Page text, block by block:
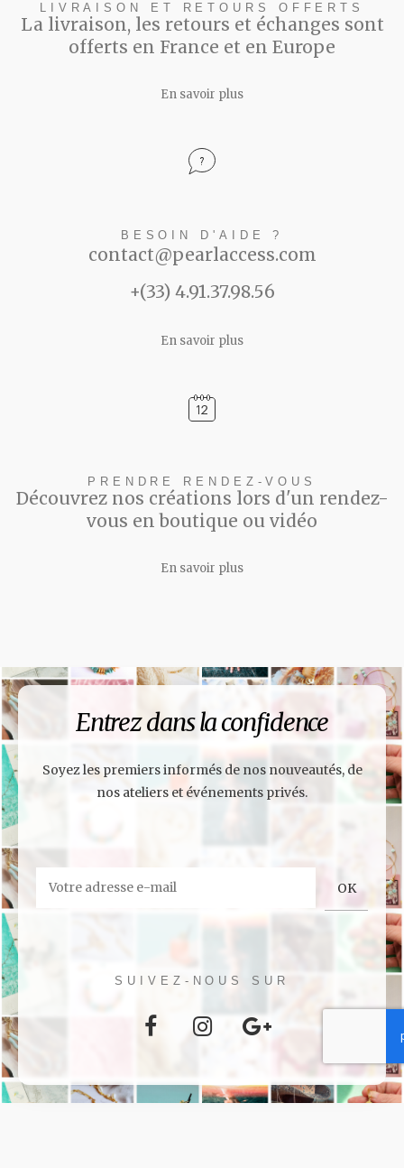
LIVRAISON ET RETOURS OFFERTS
La livraison, les retours et échanges sont
offerts en France et en Europe
En savoir plus
BESOIN D'AIDE ?
contact@pearlaccess.com
+(33) 4.91.37.98.56
En savoir plus
PRENDRE RENDEZ-VOUS
Découvrez nos créations lors d'un rendez-
vous en boutique ou vidéo
En savoir plus
Entrez dans la confidence
Soyez les premiers informés de nos nouveautés, de
nos ateliers et événements privés.
SUIVEZ-NOUS SUR